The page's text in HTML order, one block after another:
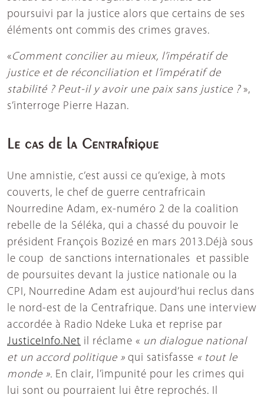
poursuivi par la justice alors que certains de ses
éléments ont commis des crimes graves.
«Comment concilier au mieux, l’impératif de
justice et de réconciliation et l’impératif de
stabilité ? Peut-il y avoir une paix sans justice ?»,
s’interroge Pierre Hazan.
Le cas de la Centrafrique
Une amnistie, c’est aussi ce qu’exige, à mots
couverts, le chef de guerre centrafricain
Nourredine Adam, ex-numéro 2 de la coalition
rebelle de la Séléka, qui a chassé du pouvoir le
président François Bozizé en mars 2013.Déjà sous
le coup de sanctions internationales et passible
de poursuites devant la justice nationale ou la
CPI, Nourredine Adam est aujourd’hui reclus dans
le nord-est de la Centrafrique. Dans une interview
accordée à Radio Ndeke Luka et reprise par
JusticeInfo.Net il réclame « un dialogue national
et un accord politique » qui satisfasse « tout le
monde ». En clair, l’impunité pour les crimes qui
lui sont ou pourraient lui être reprochés. Il